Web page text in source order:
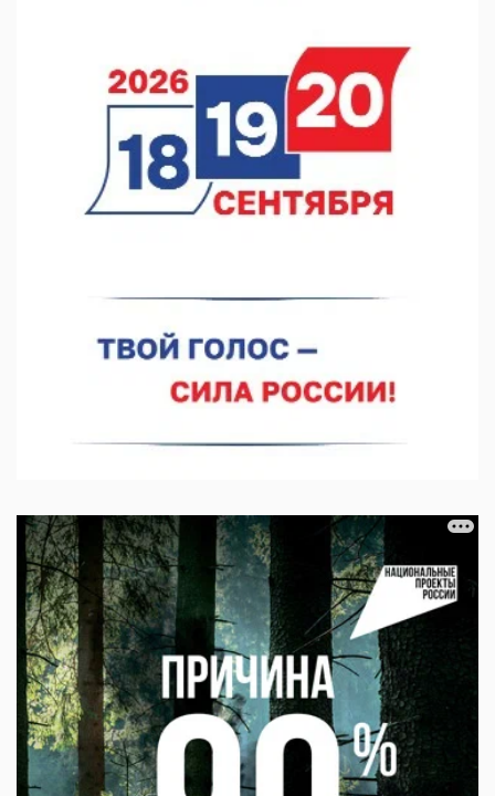
07.08.2026 12:04
В Нижегородской области созданы четыре ММЦ
07.08.2026 11:46